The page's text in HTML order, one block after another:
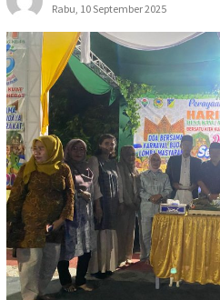
Rabu, 10 September 2025